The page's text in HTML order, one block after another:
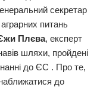
секретар
питань
Плєва, експерт
шляхи, пройдені
до ЄС . Про те,
до